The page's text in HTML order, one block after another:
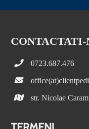
CONTACTATI-
0723.687.476
str. Nicolae